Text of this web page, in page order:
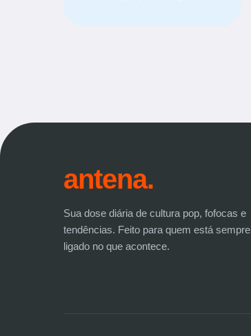
antena.
Sua dose diária de cultura pop, fofocas e
tendências. Feito para quem está sempre
ligado no que acontece.